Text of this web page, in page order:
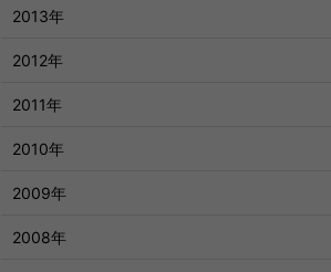
2013年
2012年
2011年
2010年
2009年
2008年